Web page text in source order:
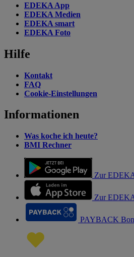
EDEKA App
EDEKA Medien
EDEKA smart
EDEKA Foto
Hilfe
Kontakt
FAQ
Cookie-Einstellungen
Informationen
Was koche ich heute?
BMI Rechner
Zur
Zur
PAYBACK